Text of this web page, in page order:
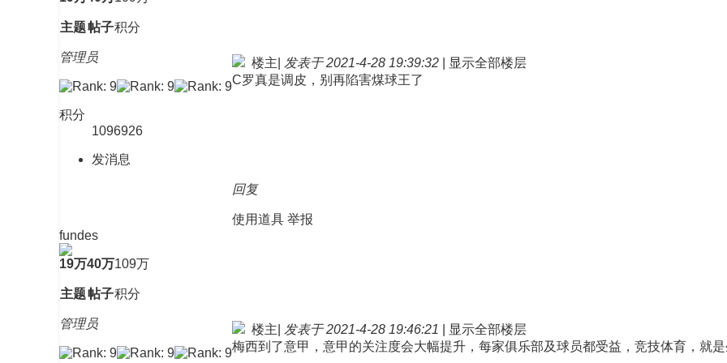
主题帖子积分
管理员
积分
1096926
发消息
楼主 发表于 2021-4-28 19:39:32
显示全部楼层
C罗真是调皮，别再陷害煤球王了
回复
使用道具 举报
fundes
19万
主题
40万
帖子
109万
积分
管理员 楼主 发表于 2021-4-28 19:46:21
显示全部楼层
梅西到了意甲，意甲的关注度会大幅提升，每家俱乐部及球员都受益，竞技体育，就